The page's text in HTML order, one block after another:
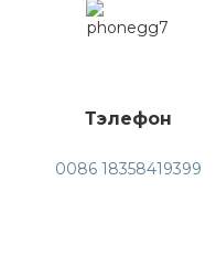
Тэлефон
0086 18358419399